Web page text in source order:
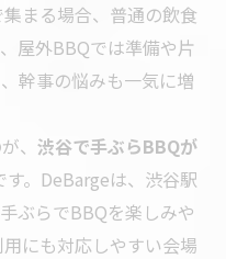
まる場合、普通の飲食
屋外BBQでは準備や片
幹事の悩みも一気に増
、 渋谷で手ぶらBBQが
す。DeBargeは、渋谷駅
ぶらでBBQを楽しみや
にも対応しやすい会場